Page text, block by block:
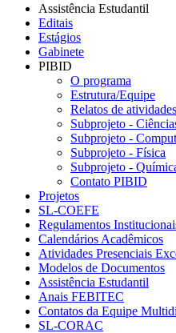
Assistência Estudantil
Editais
Estágios
Gabinete
PIBID
O programa
Estrutura/Equipe
Relatos de atividades
Subprojeto -
Subprojeto -
Subprojeto - Física
Subprojeto -
Contato PIBID
Projetos
SL-COEFE
Regulamentos
Calendários Acadêmicos
Atividades Presenciais
Modelos de Documentos
Assistência Estudantil
Anais FEBITEC
Contatos da Equipe
SL-CORAC